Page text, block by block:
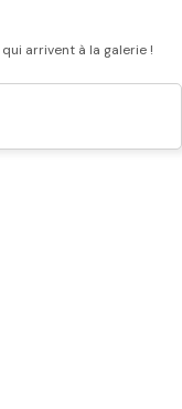
arrivent à la galerie !